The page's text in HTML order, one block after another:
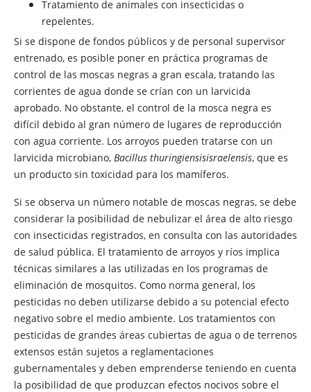
Tratamiento de animales con insecticidas o
repelentes.
Si se dispone de fondos públicos y de personal supervisor
entrenado, es posible poner en práctica programas de
control de las moscas negras a gran escala, tratando las
corrientes de agua donde se crían con un larvicida
aprobado. No obstante, el control de la mosca negra es
difícil debido al gran número de lugares de reproducción
con agua corriente. Los arroyos pueden tratarse con un
larvicida microbiano, Bacillus thuringiensisisraelensis, que es
un producto sin toxicidad para los mamíferos.
Si se observa un número notable de moscas negras, se debe
considerar la posibilidad de nebulizar el área de alto riesgo
con insecticidas registrados, en consulta con las autoridades
de salud pública. El tratamiento de arroyos y ríos implica
técnicas similares a las utilizadas en los programas de
eliminación de mosquitos. Como norma general, los
pesticidas no deben utilizarse debido a su potencial efecto
negativo sobre el medio ambiente. Los tratamientos con
pesticidas de grandes áreas cubiertas de agua o de terrenos
extensos están sujetos a reglamentaciones
gubernamentales y deben emprenderse teniendo en cuenta
la posibilidad de que produzcan efectos nocivos sobre el